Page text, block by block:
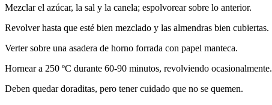
Mezclar el azúcar, la sal y la canela; espolvorear sobre lo anterior.
Revolver hasta que esté bien mezclado y las almendras bien cubiertas.
Verter sobre una asadera de horno forrada con papel manteca.
Hornear a 250 ºC durante 60-90 minutos, revolviendo ocasionalmente.
Deben quedar doraditas, pero tener cuidado que no se quemen.